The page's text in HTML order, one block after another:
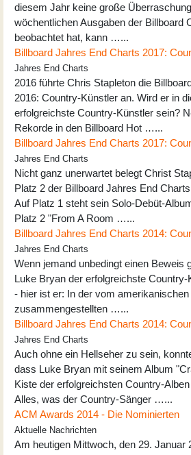
diesem Jahr keine große
wöchentlichen Ausgaben der Billboard
beobachtet hat, kann …...
Billboard Jahres End Charts 2017:
Jahres End Charts
2016 führte Chris Stapleton die
2016: Country-Künstler an. Wird er in
erfolgreichste Country-Künstler sein?
Rekorde in den Billboard Hot …...
Billboard Jahres End Charts 2017:
Jahres End Charts
Nicht ganz unerwartet belegt Christ
Platz 2 der Billboard Jahres End
Auf Platz 1 steht sein Solo-Debüt-
Platz 2 "From A Room …...
Billboard Jahres End Charts 2014:
Jahres End Charts
Wenn jemand unbedingt einen Beweis
Luke Bryan der erfolgreichste
- hier ist er: In der vom
zusammengestellten …...
Billboard Jahres End Charts 2014:
Jahres End Charts
Auch ohne ein Hellseher zu sein,
dass Luke Bryan mit seinem Album
Kiste der erfolgreichsten Country-
Alles, was der Country-Sänger …...
ACM Awards 2014 - Die Nominierten
Aktuelle Nachrichten
Am heutigen Mittwoch, den 29. Januar